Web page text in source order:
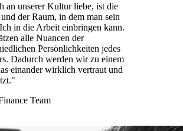
an unserer Kultur liebe, ist die
der Raum, in dem man sein
in die Arbeit einbringen kann.
alle Nuancen der
Persönlichkeiten jedes
Dadurch werden wir zu einem
einander wirklich vertraut und
Team